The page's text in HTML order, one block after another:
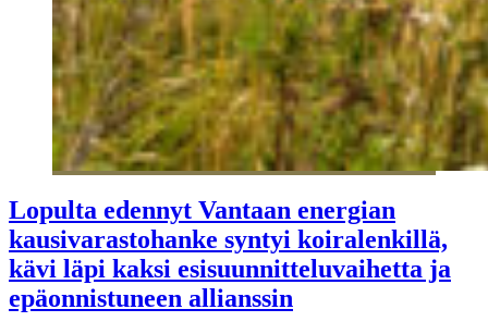
Lopulta edennyt Vantaan energian
kausivarastohanke syntyi koiralenkillä,
kävi läpi kaksi esisuunnitteluvaihetta ja
epäonnistuneen allianssin